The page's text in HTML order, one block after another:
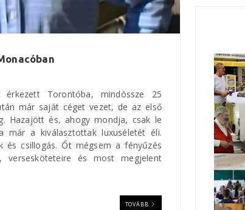
Torontóba, mindössze 25
már saját céget vezet, de az első
Hazajött és, ahogy mondja, csak le
a kiválasztottak luxuséletét éli.
és csillogás. Őt mégsem a fényűzés
versesköteteire és most megjelent
TOVÁBB